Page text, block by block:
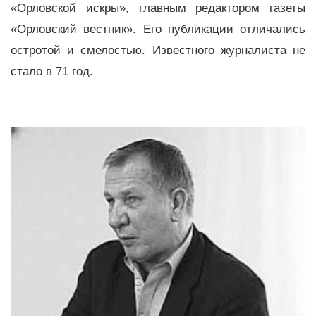
«Орловской искры», главным редактором газеты
«Орловский вестник». Его публикации отличались
остротой и смелостью. Известного журналиста не
стало в 71 год.